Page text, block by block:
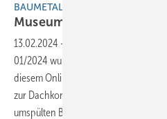
BAUMETALL-Extra
Museum mit riesigem
13.02.2024 -
01/2024 wurde das Museo Nacional
diesem Online-Extra finden
zur Dachkonstruktion, die von einer
umspülten ­Bronzesäule getragen